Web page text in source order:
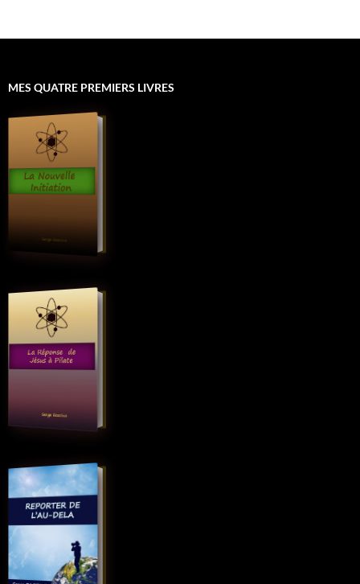
MES QUATRE PREMIERS LIVRES